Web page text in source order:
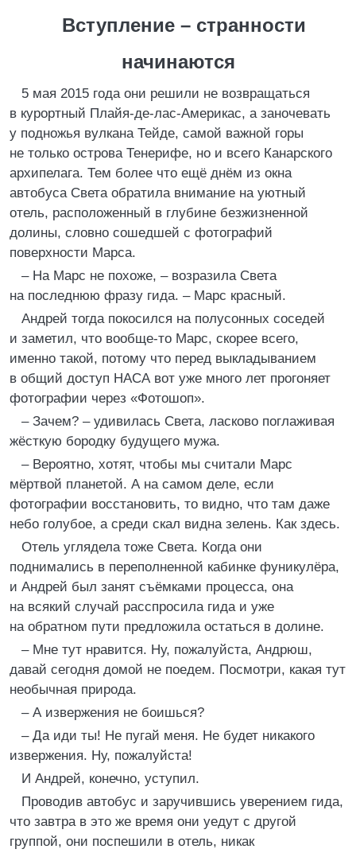
Вступление – странности
начинаются
5 мая 2015 года они решили не возвращаться
в курортный Плайя-де-лаc-Америкас, а заночевать
у подножья вулкана Тейде, самой важной горы
не только острова Тенерифе, но и всего Канарского
архипелага. Тем более что ещё днём из окна
автобуса Света обратила внимание на уютный
отель, расположенный в глубине безжизненной
долины, словно сошедшей с фотографий
поверхности Марса.
– На Марс не похоже, – возразила Света
на последнюю фразу гида. – Марс красный.
Андрей тогда покосился на полусонных соседей
и заметил, что вообще-то Марс, скорее всего,
именно такой, потому что перед выкладыванием
в общий доступ НАСА вот уже много лет прогоняет
фотографии через «Фотошоп».
– Зачем? – удивилась Света, ласково поглаживая
жёсткую бородку будущего мужа.
– Вероятно, хотят, чтобы мы считали Марс
мёртвой планетой. А на самом деле, если
фотографии восстановить, то видно, что там даже
небо голубое, а среди скал видна зелень. Как здесь.
Отель углядела тоже Света. Когда они
поднимались в переполненной кабинке фуникулёра,
и Андрей был занят съёмками процесса, она
на всякий случай расспросила гида и уже
на обратном пути предложила остаться в долине.
– Мне тут нравится. Ну, пожалуйста, Андрюш,
давай сегодня домой не поедем. Посмотри, какая тут
необычная природа.
– А извержения не боишься?
– Да иди ты! Не пугай меня. Не будет никакого
извержения. Ну, пожалуйста!
И Андрей, конечно, уступил.
Проводив автобус и заручившись уверением гида,
что завтра в это же время они уедут с другой
группой, они поспешили в отель, никак